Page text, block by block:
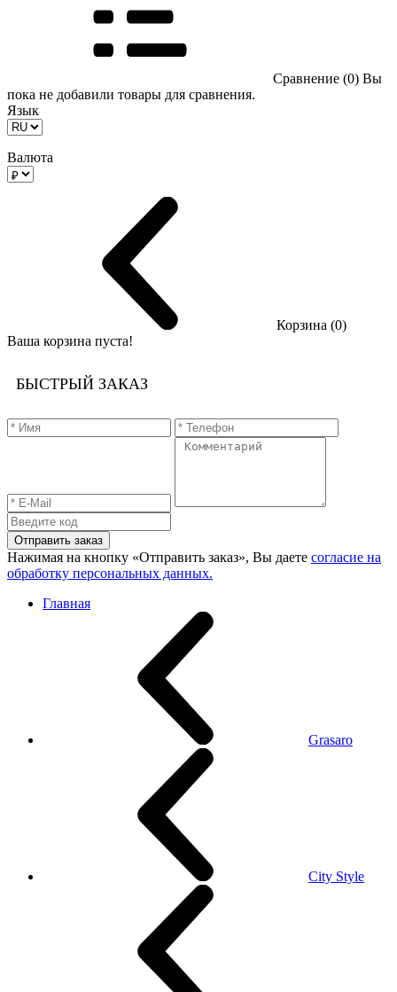
Сравнение (0) Вы
пока не добавили товары для сравнения.
Язык
Валюта
Корзина (0)
Ваша корзина пуста!
БЫСТРЫЙ ЗАКАЗ
Отправить заказ
Нажимая на кнопку «Отправить заказ», Вы даете согласие на
обработку персональных данных.
Главная
Grasaro
City Style